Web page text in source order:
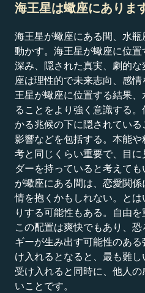
海王星は蠍座にありま
海王星が蠍座にある間、水瓶
動かす。海王星が蠍座に位置
深み、隠された真実、劇的な
座は理性的で未来志向、感情
王星が蠍座に位置する結果、
ることをより強く意識する。
かる兆候の下に隠されている
影響などを包括する。本能や
考と同じくらい重要で、目に
ダーを持っていると考えても
が蠍座にある間は、恋愛関係
情を抱くかもしれない。とは
りする可能性もある。自由を
この配置は爽快でもあり、恐
ギーが生み出す可能性のある
け入れるとなると、最も難し
受け入れると同時に、他人の
いことです。